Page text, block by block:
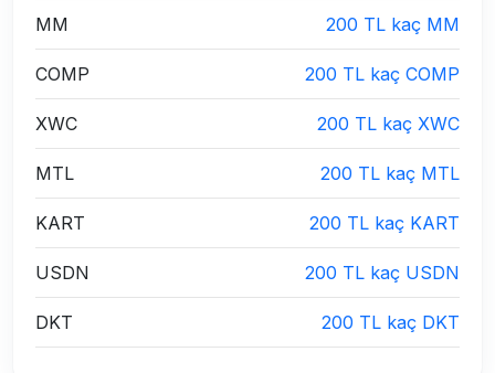
MM 200 TL kaç MM
COMP 200 TL kaç COMP
XWC 200 TL kaç XWC
MTL 200 TL kaç MTL
KART 200 TL kaç KART
USDN 200 TL kaç USDN
DKT 200 TL kaç DKT